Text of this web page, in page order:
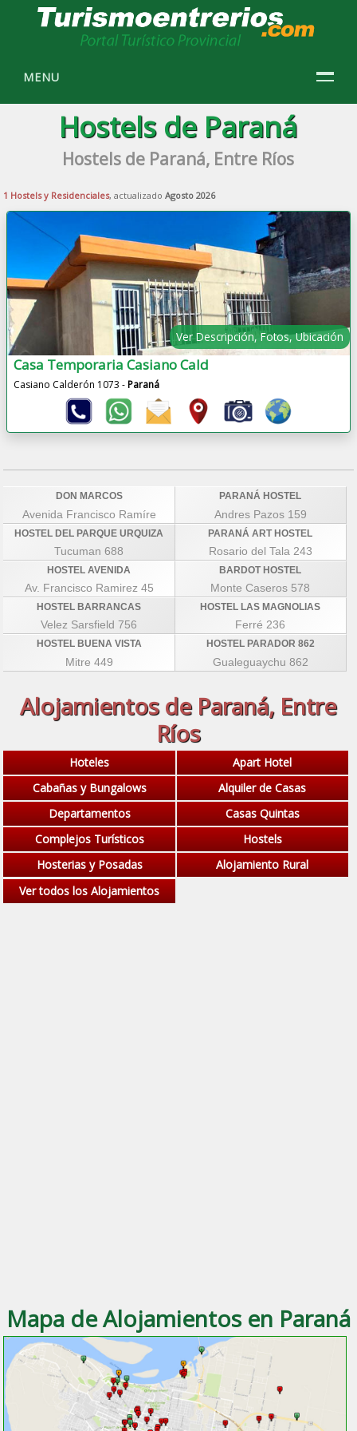
MENU
Hostels de Paraná
Hostels de Paraná, Entre Ríos
1 Hostels y Residenciales, actualizadoAgosto 2026
Ver Descripción, Fotos, Ubicación
Casa Temporaria Casiano Cald
Casiano Calderón 1073 -Paraná
DON MARCOS
Avenida Francisco Ramíre
PARANÁ HOSTEL
Andres Pazos 159
HOSTEL DEL PARQUE URQUIZA
Tucuman 688
PARANÁ ART HOSTEL
Rosario del Tala 243
HOSTEL AVENIDA
Av. Francisco Ramirez 45
BARDOT HOSTEL
Monte Caseros 578
HOSTEL BARRANCAS
Velez Sarsfield 756
HOSTEL LAS MAGNOLIAS
Ferré 236
HOSTEL BUENA VISTA
Mitre 449
HOSTEL PARADOR 862
Gualeguaychu 862
Alojamientos de Paraná, Entre
Ríos
Hoteles
Apart Hotel
Cabañas y Bungalows
Alquiler de Casas
Departamentos
Casas Quintas
Complejos Turísticos
Hostels
Hosterias y Posadas
Alojamiento Rural
Ver todos los Alojamientos
Mapa de Alojamientos en Paraná